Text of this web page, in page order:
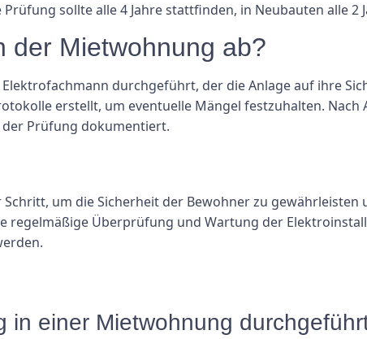
sollte alle 4 Jahre stattfinden, in Neubauten alle 2
der Mietwohnung ab?
durchgeführt, der die Anlage auf ihre
erstellt, um eventuelle Mängel festzuhalten. Nach
der Prüfung dokumentiert.
um die Sicherheit der Bewohner zu gewährleisten
regelmäßige Überprüfung und Wartung der
in einer Mietwohnung